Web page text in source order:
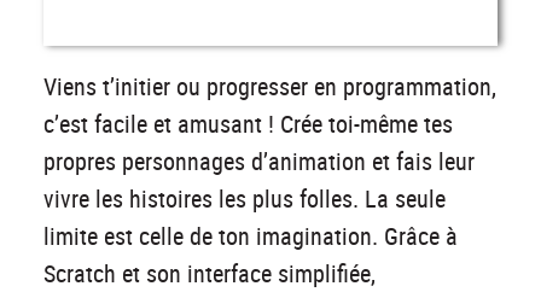
Viens t’initier ou progresser en programmation,
c’est facile et amusant ! Crée toi-même tes
propres personnages d’animation et fais leur
vivre les histoires les plus folles. La seule
limite est celle de ton imagination. Grâce à
Scratch et son interface simplifiée,